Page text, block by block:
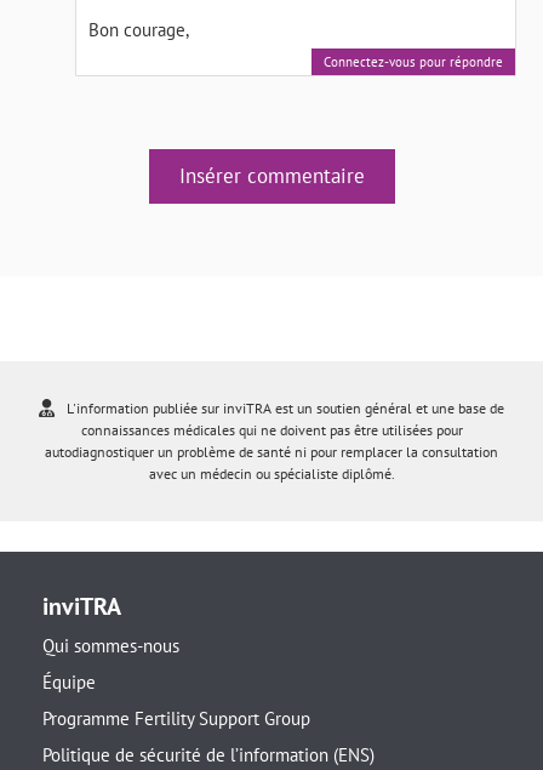
Bon courage,
Connectez-vous pour répondre
Insérer commentaire
L'information publiée sur inviTRA est un soutien général et une base de
connaissances médicales qui ne doivent pas être utilisées pour
autodiagnostiquer un problème de santé ni pour remplacer la consultation
avec un médecin ou spécialiste diplômé.
inviTRA
Qui sommes-nous
Équipe
Programme Fertility Support Group
Politique de sécurité de l’information (ENS)